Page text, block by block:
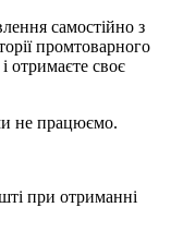
самостійно з
промтоварного
отримаєте своє
не працюємо.
при отриманні